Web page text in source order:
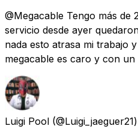
@Megacable Tengo más
servicio desde ayer
nada esto atrasa mi trabajo
megacable es caro y con un
Luigi Pool